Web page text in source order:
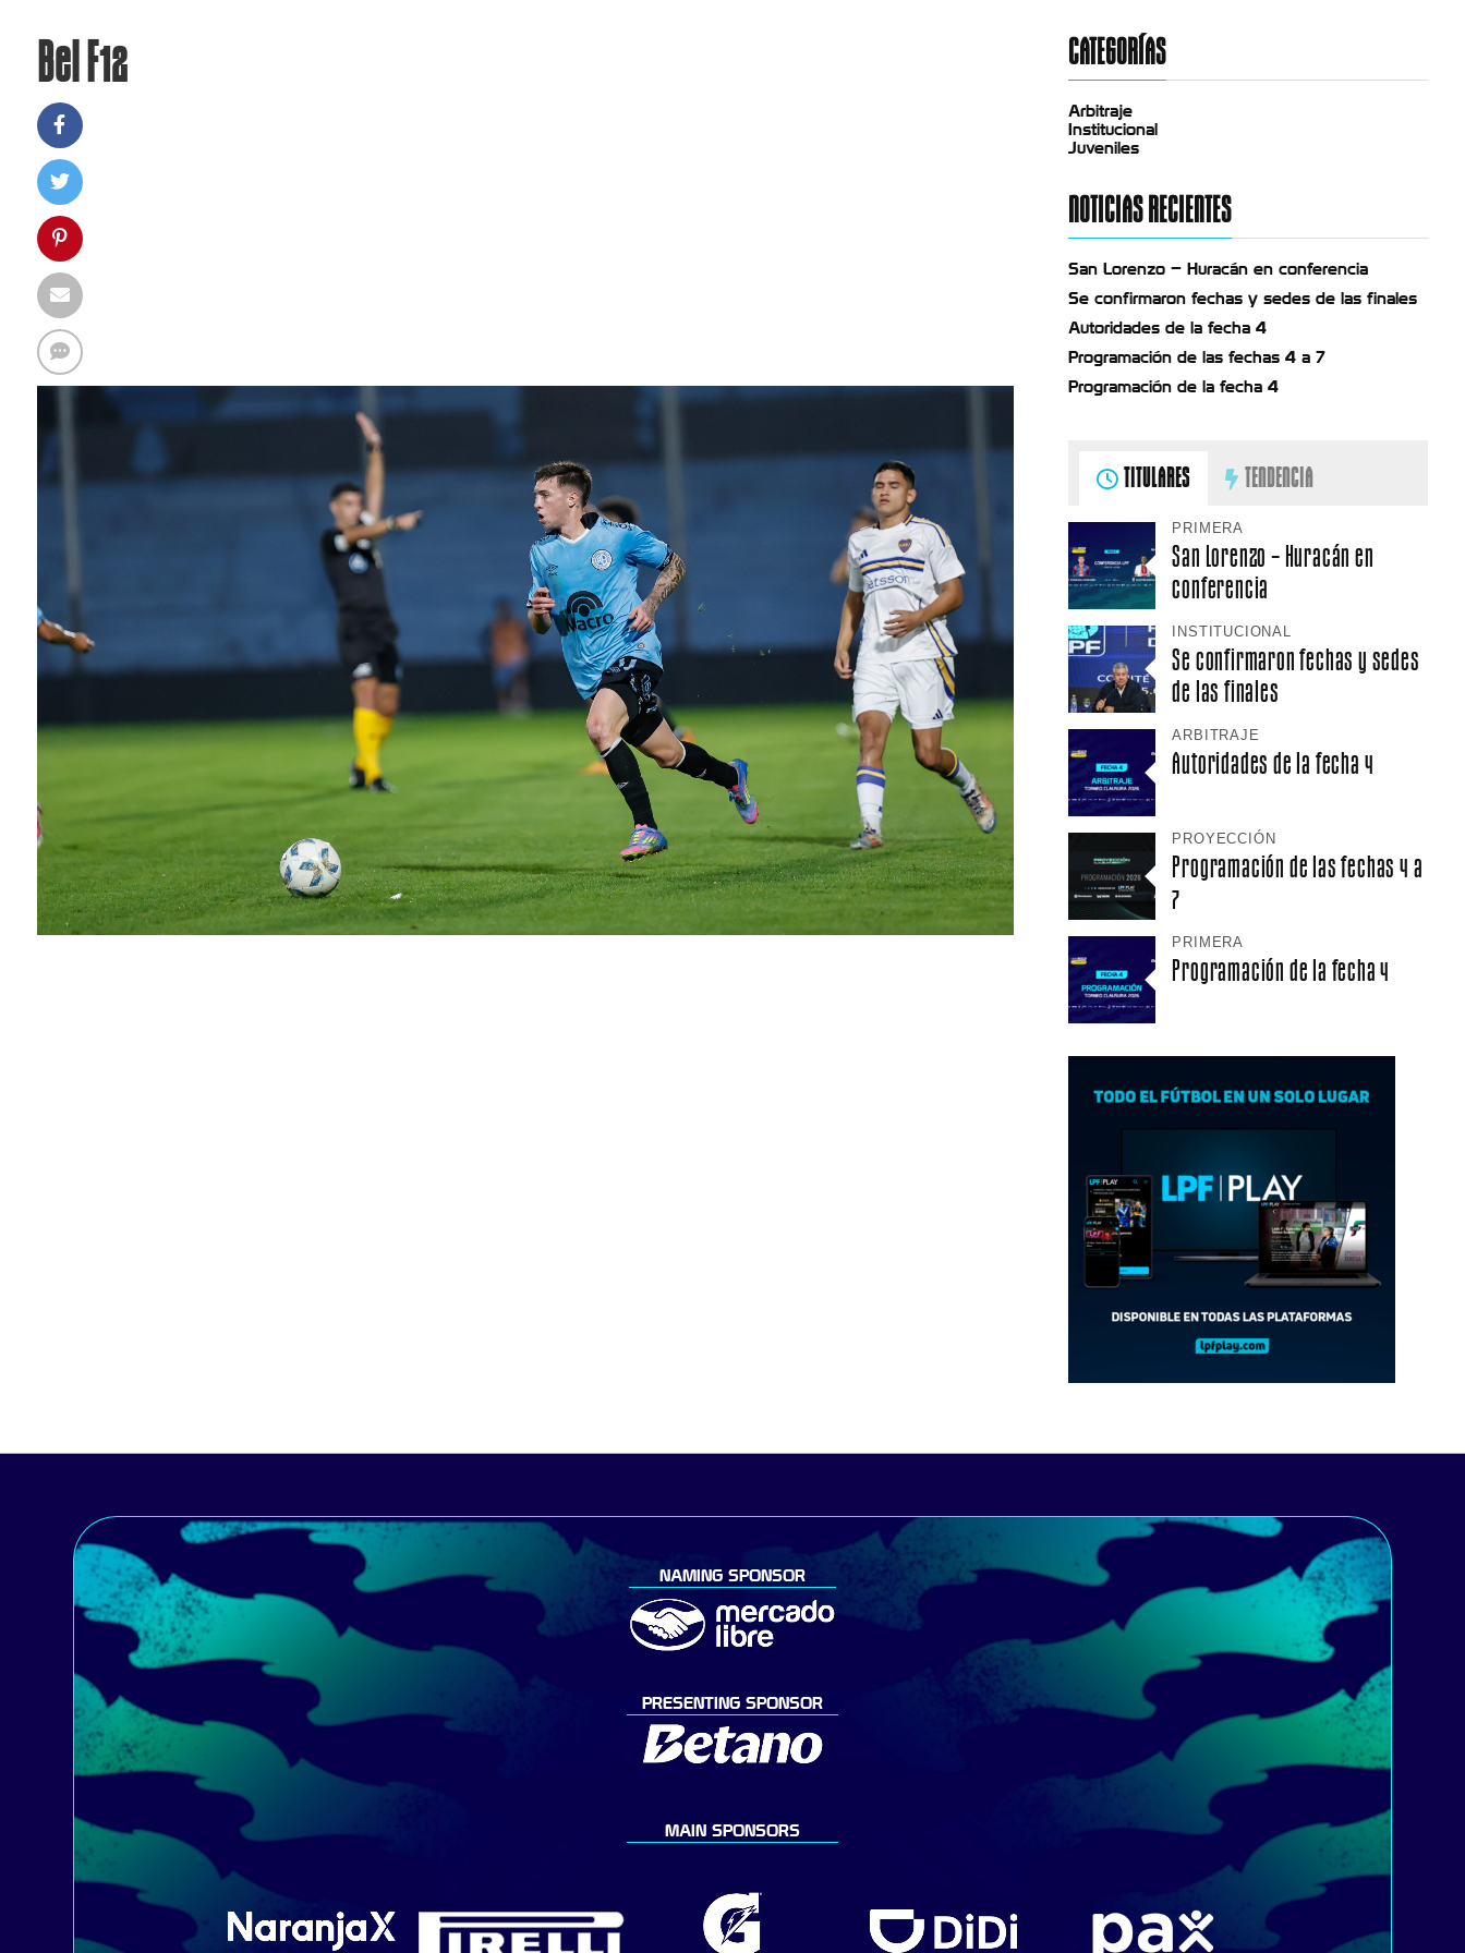
Bel F12 CATEGORÍAS
Arbitraje
Institucional
Juveniles
NOTICIAS RECIENTES
San Lorenzo – Huracán en conferencia
Se confirmaron fechas y sedes de las finales
Autoridades de la fecha 4
Programación de las fechas 4 a 7
Programación de la fecha 4
TITULARES TENDENCIA
PRIMERA
San Lorenzo – Huracán en
conferencia
INSTITUCIONAL
Se confirmaron fechas y sedes
de las finales
ARBITRAJE
Autoridades de la fecha 4
PROYECCIÓN
Programación de las fechas 4 a
7
PRIMERA
Programación de la fecha 4
NAMING SPONSOR
PRESENTING SPONSOR
MAIN SPONSORS